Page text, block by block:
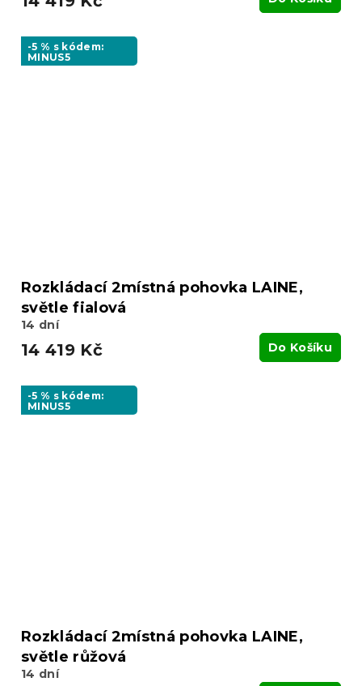
-5 % s kódem:
MINUS5
Rozkládací 2místná pohovka LAINE,
světle fialová
14 dní
14 419 Kč Do Košíku
-5 % s kódem:
MINUS5
Rozkládací 2místná pohovka LAINE,
světle růžová
14 dní